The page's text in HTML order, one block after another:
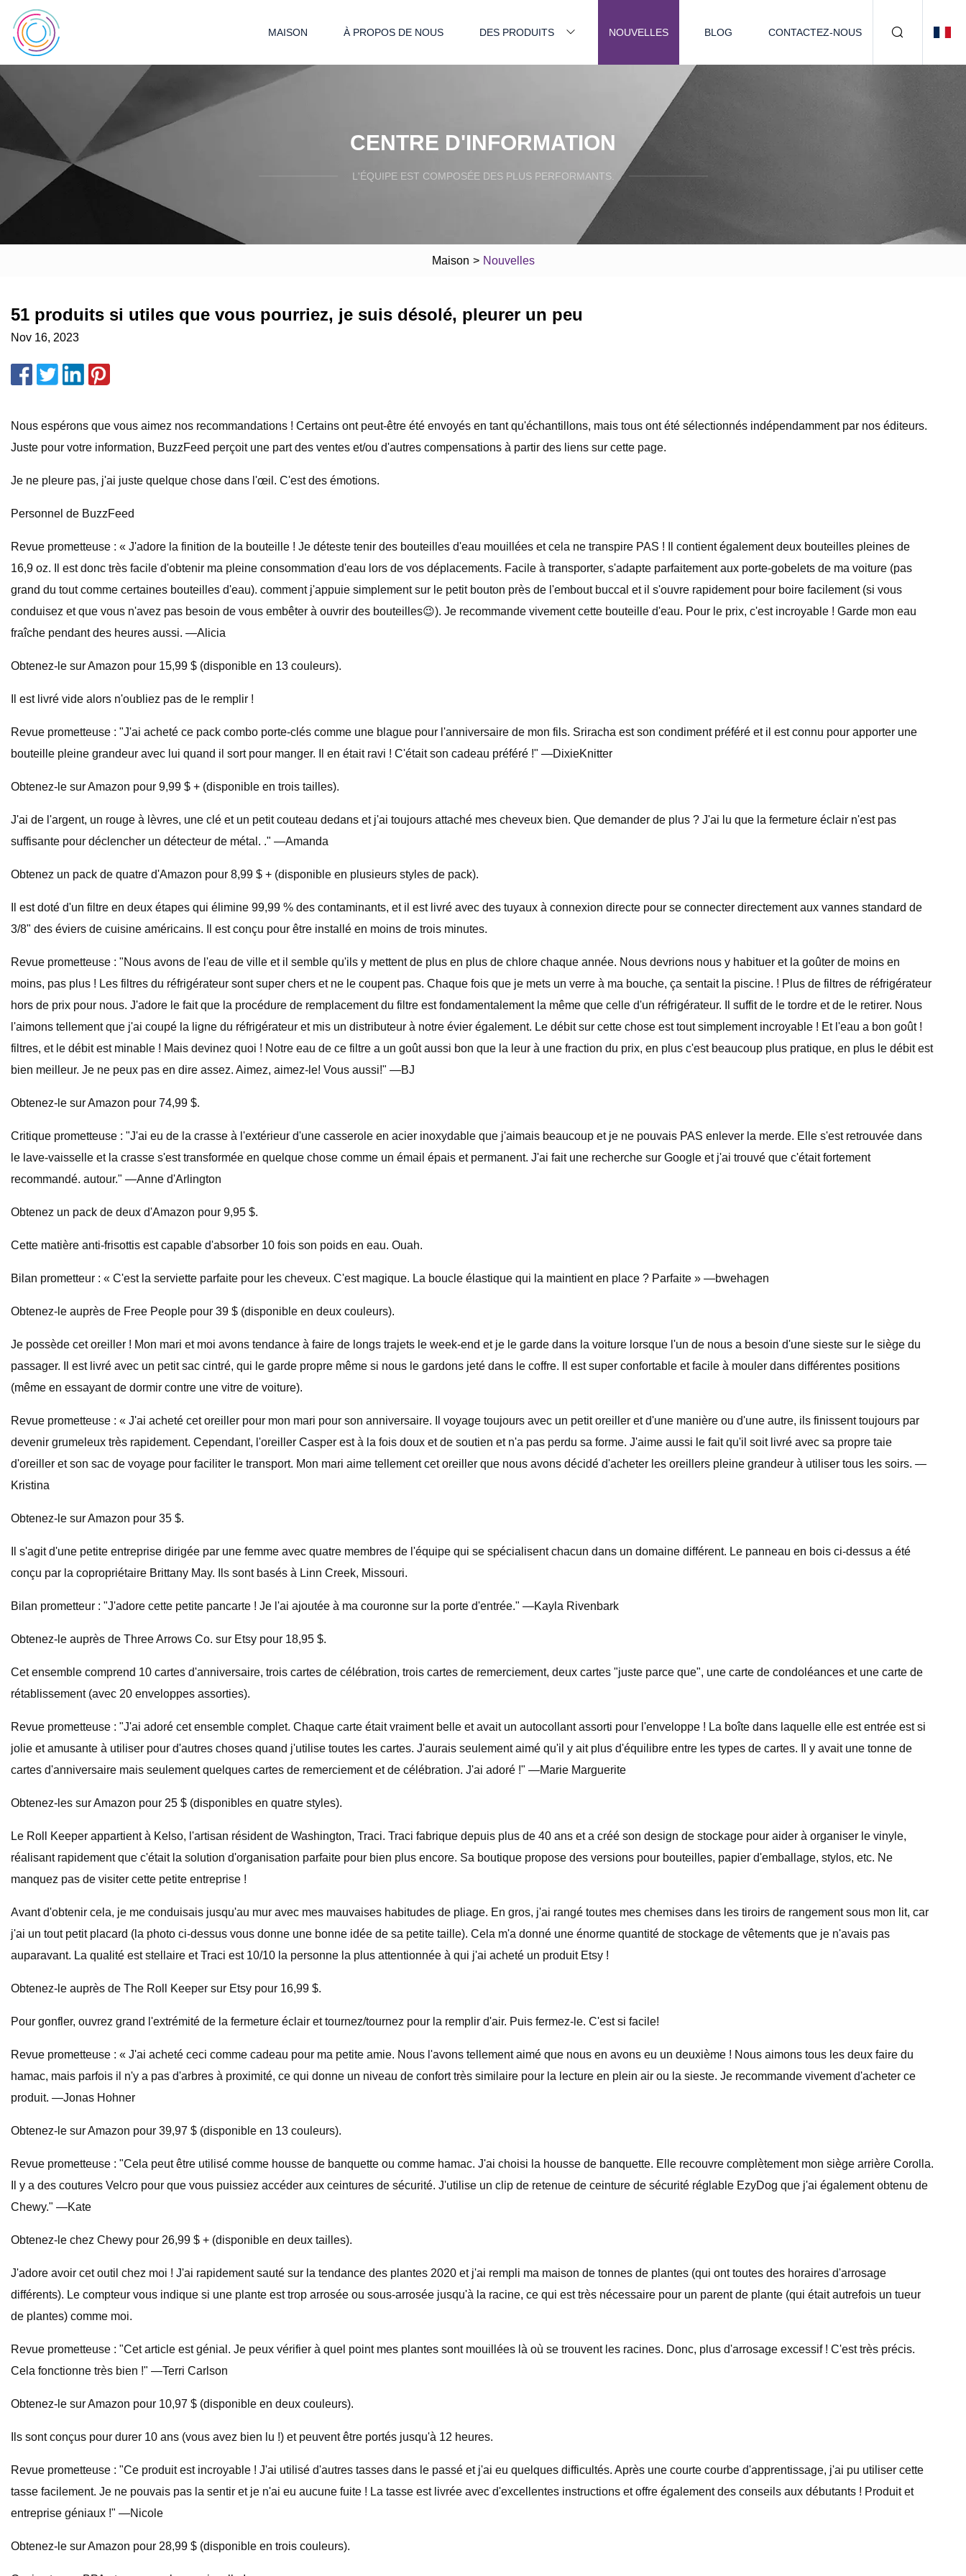
MAISON À PROPOS DE NOUS DES PRODUITS NOUVELLES BLOG CONTACTEZ-NOUS
CENTRE D'INFORMATION
L'ÉQUIPE EST COMPOSÉE DES PLUS PERFORMANTS.
Maison > Nouvelles
51 produits si utiles que vous pourriez, je suis désolé, pleurer un peu
Nov 16, 2023
Nous espérons que vous aimez nos recommandations ! Certains ont peut-être été envoyés en tant qu'échantillons, mais tous ont été sélectionnés indépendamment par nos éditeurs.
Juste pour votre information, BuzzFeed perçoit une part des ventes et/ou d'autres compensations à partir des liens sur cette page.
Je ne pleure pas, j'ai juste quelque chose dans l'œil. C'est des émotions.
Personnel de BuzzFeed
Revue prometteuse : « J'adore la finition de la bouteille ! Je déteste tenir des bouteilles d'eau mouillées et cela ne transpire PAS ! Il contient également deux bouteilles pleines de
16,9 oz. Il est donc très facile d'obtenir ma pleine consommation d'eau lors de vos déplacements. Facile à transporter, s'adapte parfaitement aux porte-gobelets de ma voiture (pas
grand du tout comme certaines bouteilles d'eau). comment j'appuie simplement sur le petit bouton près de l'embout buccal et il s'ouvre rapidement pour boire facilement (si vous
conduisez et que vous n'avez pas besoin de vous embêter à ouvrir des bouteilles😉). Je recommande vivement cette bouteille d'eau. Pour le prix, c'est incroyable ! Garde mon eau
fraîche pendant des heures aussi. —Alicia
Obtenez-le sur Amazon pour 15,99 $ (disponible en 13 couleurs).
Il est livré vide alors n'oubliez pas de le remplir !
Revue prometteuse : "J'ai acheté ce pack combo porte-clés comme une blague pour l'anniversaire de mon fils. Sriracha est son condiment préféré et il est connu pour apporter une
bouteille pleine grandeur avec lui quand il sort pour manger. Il en était ravi ! C'était son cadeau préféré !" —DixieKnitter
Obtenez-le sur Amazon pour 9,99 $ + (disponible en trois tailles).
J'ai de l'argent, un rouge à lèvres, une clé et un petit couteau dedans et j'ai toujours attaché mes cheveux bien. Que demander de plus ? J'ai lu que la fermeture éclair n'est pas
suffisante pour déclencher un détecteur de métal. ." —Amanda
Obtenez un pack de quatre d'Amazon pour 8,99 $ + (disponible en plusieurs styles de pack).
Il est doté d'un filtre en deux étapes qui élimine 99,99 % des contaminants, et il est livré avec des tuyaux à connexion directe pour se connecter directement aux vannes standard de
3/8" des éviers de cuisine américains. Il est conçu pour être installé en moins de trois minutes.
Revue prometteuse : "Nous avons de l'eau de ville et il semble qu'ils y mettent de plus en plus de chlore chaque année. Nous devrions nous y habituer et la goûter de moins en
moins, pas plus ! Les filtres du réfrigérateur sont super chers et ne le coupent pas. Chaque fois que je mets un verre à ma bouche, ça sentait la piscine. ! Plus de filtres de réfrigérateur
hors de prix pour nous. J'adore le fait que la procédure de remplacement du filtre est fondamentalement la même que celle d'un réfrigérateur. Il suffit de le tordre et de le retirer. Nous
l'aimons tellement que j'ai coupé la ligne du réfrigérateur et mis un distributeur à notre évier également. Le débit sur cette chose est tout simplement incroyable ! Et l'eau a bon goût !
filtres, et le débit est minable ! Mais devinez quoi ! Notre eau de ce filtre a un goût aussi bon que la leur à une fraction du prix, en plus c'est beaucoup plus pratique, en plus le débit est
bien meilleur. Je ne peux pas en dire assez. Aimez, aimez-le! Vous aussi!" —BJ
Obtenez-le sur Amazon pour 74,99 $.
Critique prometteuse : "J'ai eu de la crasse à l'extérieur d'une casserole en acier inoxydable que j'aimais beaucoup et je ne pouvais PAS enlever la merde. Elle s'est retrouvée dans
le lave-vaisselle et la crasse s'est transformée en quelque chose comme un émail épais et permanent. J'ai fait une recherche sur Google et j'ai trouvé que c'était fortement
recommandé. autour." —Anne d'Arlington
Obtenez un pack de deux d'Amazon pour 9,95 $.
Cette matière anti-frisottis est capable d'absorber 10 fois son poids en eau. Ouah.
Bilan prometteur : « C'est la serviette parfaite pour les cheveux. C'est magique. La boucle élastique qui la maintient en place ? Parfaite » —bwehagen
Obtenez-le auprès de Free People pour 39 $ (disponible en deux couleurs).
Je possède cet oreiller ! Mon mari et moi avons tendance à faire de longs trajets le week-end et je le garde dans la voiture lorsque l'un de nous a besoin d'une sieste sur le siège du
passager. Il est livré avec un petit sac cintré, qui le garde propre même si nous le gardons jeté dans le coffre. Il est super confortable et facile à mouler dans différentes positions
(même en essayant de dormir contre une vitre de voiture).
Revue prometteuse : « J'ai acheté cet oreiller pour mon mari pour son anniversaire. Il voyage toujours avec un petit oreiller et d'une manière ou d'une autre, ils finissent toujours par
devenir grumeleux très rapidement. Cependant, l'oreiller Casper est à la fois doux et de soutien et n'a pas perdu sa forme. J'aime aussi le fait qu'il soit livré avec sa propre taie
d'oreiller et son sac de voyage pour faciliter le transport. Mon mari aime tellement cet oreiller que nous avons décidé d'acheter les oreillers pleine grandeur à utiliser tous les soirs. —
Kristina
Obtenez-le sur Amazon pour 35 $.
Il s'agit d'une petite entreprise dirigée par une femme avec quatre membres de l'équipe qui se spécialisent chacun dans un domaine différent. Le panneau en bois ci-dessus a été
conçu par la copropriétaire Brittany May. Ils sont basés à Linn Creek, Missouri.
Bilan prometteur : "J'adore cette petite pancarte ! Je l'ai ajoutée à ma couronne sur la porte d'entrée." —Kayla Rivenbark
Obtenez-le auprès de Three Arrows Co. sur Etsy pour 18,95 $.
Cet ensemble comprend 10 cartes d'anniversaire, trois cartes de célébration, trois cartes de remerciement, deux cartes "juste parce que", une carte de condoléances et une carte de
rétablissement (avec 20 enveloppes assorties).
Revue prometteuse : "J'ai adoré cet ensemble complet. Chaque carte était vraiment belle et avait un autocollant assorti pour l'enveloppe ! La boîte dans laquelle elle est entrée est si
jolie et amusante à utiliser pour d'autres choses quand j'utilise toutes les cartes. J'aurais seulement aimé qu'il y ait plus d'équilibre entre les types de cartes. Il y avait une tonne de
cartes d'anniversaire mais seulement quelques cartes de remerciement et de célébration. J'ai adoré !" —Marie Marguerite
Obtenez-les sur Amazon pour 25 $ (disponibles en quatre styles).
Le Roll Keeper appartient à Kelso, l'artisan résident de Washington, Traci. Traci fabrique depuis plus de 40 ans et a créé son design de stockage pour aider à organiser le vinyle,
réalisant rapidement que c'était la solution d'organisation parfaite pour bien plus encore. Sa boutique propose des versions pour bouteilles, papier d'emballage, stylos, etc. Ne
manquez pas de visiter cette petite entreprise !
Avant d'obtenir cela, je me conduisais jusqu'au mur avec mes mauvaises habitudes de pliage. En gros, j'ai rangé toutes mes chemises dans les tiroirs de rangement sous mon lit, car
j'ai un tout petit placard (la photo ci-dessus vous donne une bonne idée de sa petite taille). Cela m'a donné une énorme quantité de stockage de vêtements que je n'avais pas
auparavant. La qualité est stellaire et Traci est 10/10 la personne la plus attentionnée à qui j'ai acheté un produit Etsy !
Obtenez-le auprès de The Roll Keeper sur Etsy pour 16,99 $.
Pour gonfler, ouvrez grand l'extrémité de la fermeture éclair et tournez/tournez pour la remplir d'air. Puis fermez-le. C'est si facile!
Revue prometteuse : « J'ai acheté ceci comme cadeau pour ma petite amie. Nous l'avons tellement aimé que nous en avons eu un deuxième ! Nous aimons tous les deux faire du
hamac, mais parfois il n'y a pas d'arbres à proximité, ce qui donne un niveau de confort très similaire pour la lecture en plein air ou la sieste. Je recommande vivement d'acheter ce
produit. —Jonas Hohner
Obtenez-le sur Amazon pour 39,97 $ (disponible en 13 couleurs).
Revue prometteuse : "Cela peut être utilisé comme housse de banquette ou comme hamac. J'ai choisi la housse de banquette. Elle recouvre complètement mon siège arrière Corolla.
Il y a des coutures Velcro pour que vous puissiez accéder aux ceintures de sécurité. J'utilise un clip de retenue de ceinture de sécurité réglable EzyDog que j'ai également obtenu de
Chewy." —Kate
Obtenez-le chez Chewy pour 26,99 $ + (disponible en deux tailles).
J'adore avoir cet outil chez moi ! J'ai rapidement sauté sur la tendance des plantes 2020 et j'ai rempli ma maison de tonnes de plantes (qui ont toutes des horaires d'arrosage
différents). Le compteur vous indique si une plante est trop arrosée ou sous-arrosée jusqu'à la racine, ce qui est très nécessaire pour un parent de plante (qui était autrefois un tueur
de plantes) comme moi.
Revue prometteuse : "Cet article est génial. Je peux vérifier à quel point mes plantes sont mouillées là où se trouvent les racines. Donc, plus d'arrosage excessif ! C'est très précis.
Cela fonctionne très bien !" —Terri Carlson
Obtenez-le sur Amazon pour 10,97 $ (disponible en deux couleurs).
Ils sont conçus pour durer 10 ans (vous avez bien lu !) et peuvent être portés jusqu'à 12 heures.
Revue prometteuse : "Ce produit est incroyable ! J'ai utilisé d'autres tasses dans le passé et j'ai eu quelques difficultés. Après une courte courbe d'apprentissage, j'ai pu utiliser cette
tasse facilement. Je ne pouvais pas la sentir et je n'ai eu aucune fuite ! La tasse est livrée avec d'excellentes instructions et offre également des conseils aux débutants ! Produit et
entreprise géniaux !" —Nicole
Obtenez-le sur Amazon pour 28,99 $ (disponible en trois couleurs).